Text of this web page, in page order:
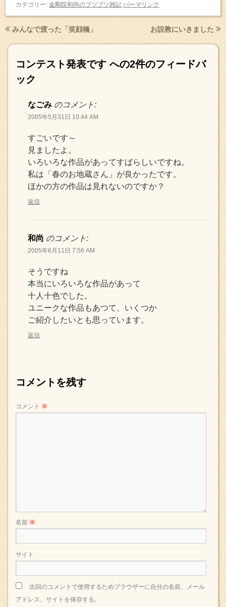
カテゴリー: 金剛院和尚のブツブツ雑記 パーマリンク
みんなで渡った「笑顔橋」 お説教にいきました
コンテスト発表です への2件のフィードバ
ック
なごみ のコメント:
2005年5月31日 10:44 AM
すごいです～
見ましたよ。
いろいろな作品があってすばらしいですね。
私は「春のお地蔵さん」が良かったです。
ほかの方の作品は見れないのですか？
返信
和尚 のコメント:
2005年6月11日 7:56 AM
そうですね
本当にいろいろな作品があって
十人十色でした。
ユニークな作品もあつて、いくつか
ご紹介したいとも思っています。
返信
コメントを残す
コメント ※
名前 ※
サイト
次回のコメントで使用するためブラウザーに自分の名前、メール
アドレス、サイトを保存する。